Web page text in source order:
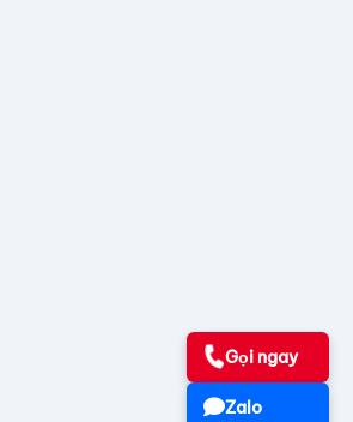
Gọi ngay
Zalo